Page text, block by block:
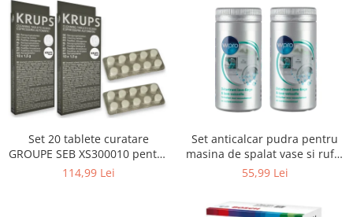
Wearable & Gadgeturi
Electrocasnice & Climatizare
Accesorii si piese masini spalat
rufe si uscatoare
Accesorii si piese masini spalat
vase
Aparate Racire Aer
Aragaze si cuptoare cu microunde
Set 20 tablete curatare
GROUPE SEB XS300010 pentru
espressoare Krups (2x10
114,99 Lei
Set anticalcar pudra pentru
masina de spalat vase si rufe,
WPRO 484000008416, 2 x 250g
55,99 Lei